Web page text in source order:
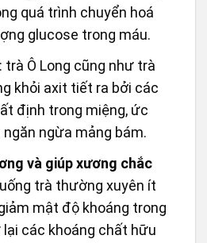
quá trình chuyển hoá
glucose trong máu.
: trà Ô Long cũng như trà
khỏi axit tiết ra bởi các
định trong miệng, ức
ngăn ngừa mảng bám.
và giúp xương chắc
trà thường xuyên ít
mật độ khoáng trong
các khoáng chất hữu